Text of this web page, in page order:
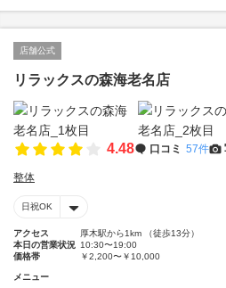
店舗公式
リラックスの森海老名店
4.48 口コミ 57件
整体
日祝OK
アクセス
厚木駅から1km （徒歩13分）
本日の営業状況 10:30〜19:00
価格帯
￥2,200〜￥10,000
メニュー